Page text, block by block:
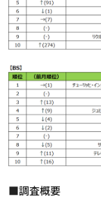
■調査概要